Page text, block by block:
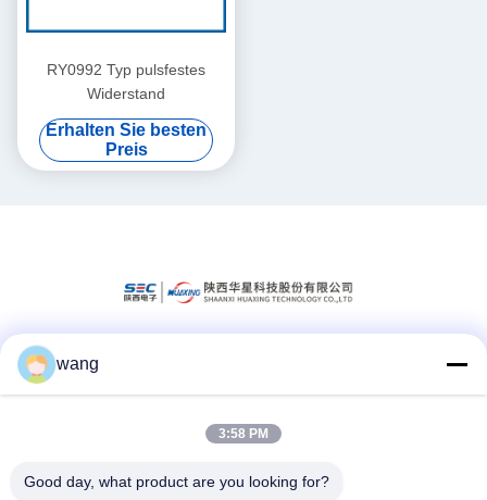
RY0992 Typ pulsfestes
Widerstand
Erhalten Sie besten
Preis
wang
3:58 PM
Good day, what product are you looking for?